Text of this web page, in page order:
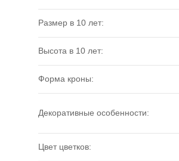
Размер в 10 лет:
Высота в 10 лет:
Форма кроны:
Декоративные особенности:
Цвет цветков: